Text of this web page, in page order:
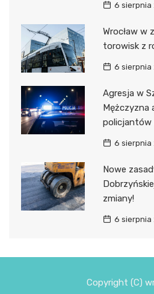
6 sierpnia
Wrocław w
torowisk z
6 sierpnia
Agresja w
Mężczyzna
policjantów
6 sierpnia
Nowe
zmiany!
6 sierpnia
Copyright (C)